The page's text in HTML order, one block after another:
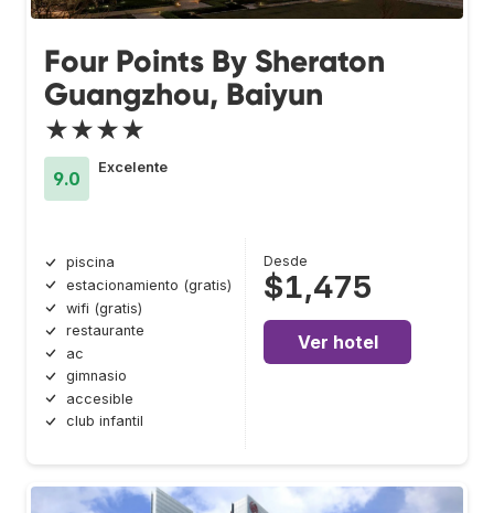
Four Points By Sheraton
Guangzhou, Baiyun
★★★★
9.0
Excelente
piscina
estacionamiento (gratis)
wifi (gratis)
restaurante
ac
gimnasio
accesible
club infantil
Desde
$1,475
Ver hotel